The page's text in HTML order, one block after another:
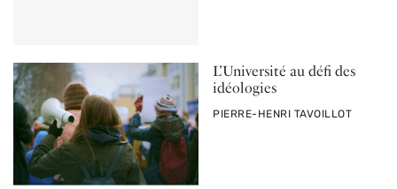
L’Université au défi des
idéologies
PAR
PIERRE-HENRI TAVOILLOT